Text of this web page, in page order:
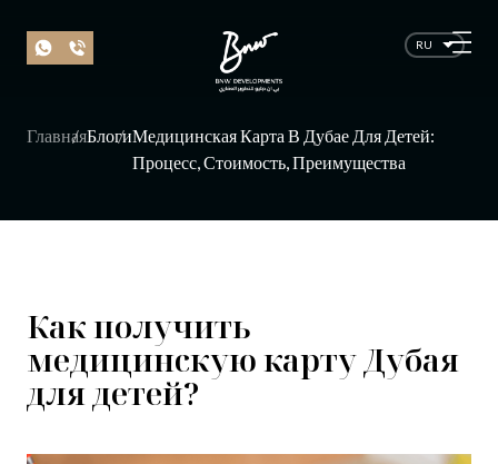
RU
ГлавнаяБлогиМедицинская Карта В Дубае Для Детей:
Процесс, Стоимость, Преимущества
Как получить
медицинскую карту Дубая
для детей?